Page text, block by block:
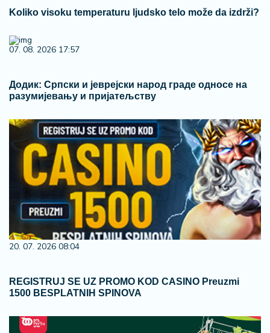
Koliko visoku temperaturu ljudsko telo može da izdrži?
07. 08. 2026 17:57
Додик: Српски и јеврејски народ граде односе на
разумијевању и пријатељству
20. 07. 2026 08:04
REGISTRUJ SE UZ PROMO KOD CASINO Preuzmi
1500 BESPLATNIH SPINOVA